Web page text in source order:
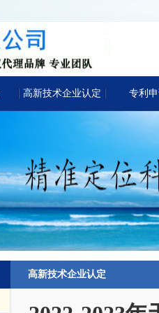
高新技术企业认定 专利
高新技术企业认定